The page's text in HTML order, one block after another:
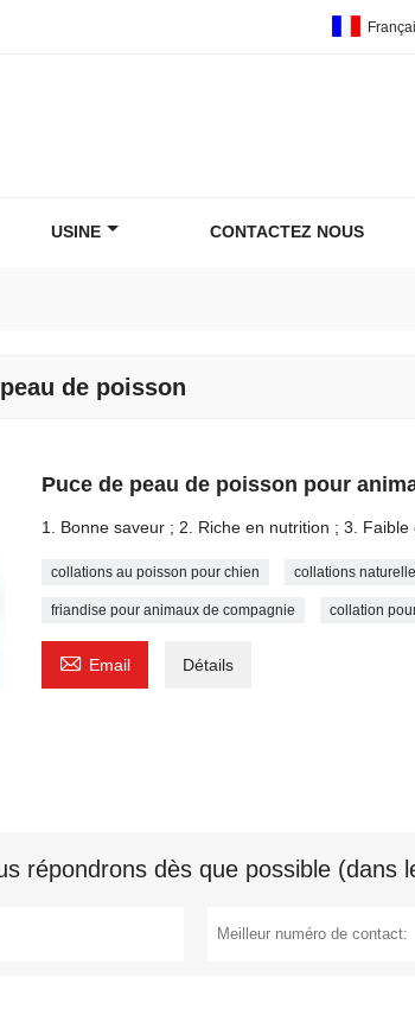
USINE CONTACTEZ NOUS
de poisson
Puce de peau de poisson pour
1. Bonne saveur ; 2. Riche en nutrition ; 3. Faible
collations au poisson pour chien collations
friandise pour animaux de compagnie collation
 Email Détails
répondrons dès que possible (dans